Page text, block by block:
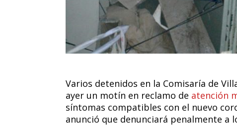
Varios detenidos en la Comisaría de
ayer un motín en reclamo de atención
síntomas compatibles con el nuevo
anunció que denunciará penalmente a